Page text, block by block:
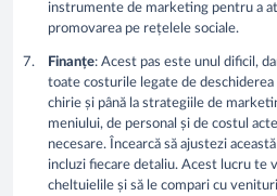
instrumente de marketing pentru a
promovarea pe rețelele sociale.
Finanțe: Acest pas este unul dificil,
toate costurile legate de
chirie și până la strategiile de
meniului, de personal și de costul
necesare. Încearcă să ajustezi
incluzi fiecare detaliu. Acest lucru te
cheltuielile și să le compari cu